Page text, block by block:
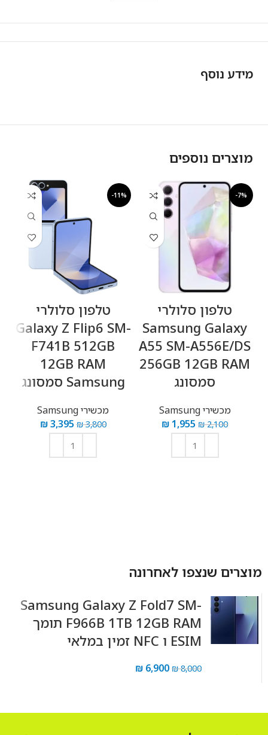
מידע נוסף
מוצרים נוספים
-7%
טלפון סלולרי
Samsung Galaxy
A55 SM-A556E/DS
256GB 12GB RAM
סמסונג
מכשירי Samsung
₪2,100
₪1,955
-11%
טלפון סלולרי
Galaxy Z Flip6 SM-
F741B 512GB
12GB RAM
Samsung סמסונג
מכשירי Samsung
₪3,800
₪3,395
מוצרים שנצפו לאחרונה
Samsung Galaxy Z Fold7 SM-
F966B 1TB 12GB RAM תומך
ESIM ו NFC זמין במלאי
₪8,000
₪6,900